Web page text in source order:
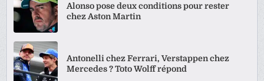
Alonso pose deux conditions pour rester
chez Aston Martin
Antonelli chez Ferrari, Verstappen chez
Mercedes ? Toto Wolff répond